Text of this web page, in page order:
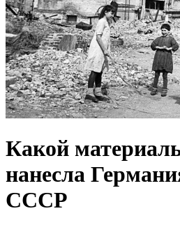
Какой
нанесла
СССР